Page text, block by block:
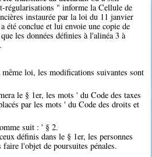
régularisations " informe la Cellule de
instaurée par la loi du 11 janvier
été conclue et lui envoie une copie de
les données définies à l'alinéa 3 à
loi, les modifications suivantes sont
le § 1er, les mots ' du Code des taxes
par les mots ' du Code des droits et
suit : ' § 2.
définis dans le § 1er, les personnes
l'objet de poursuites pénales.